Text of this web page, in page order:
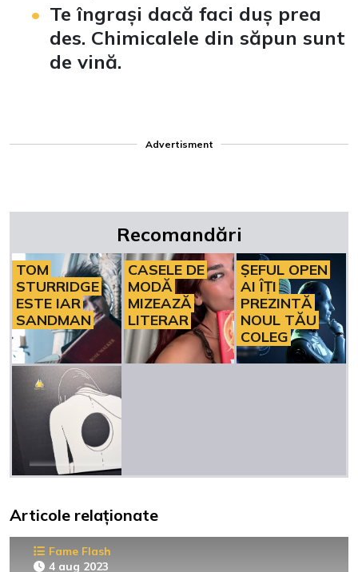
Te îngrași dacă faci duș prea
des. Chimicalele din săpun sunt
de vină.
Advertisment
Recomandări
TOM
STURRIDGE
ESTE IAR
SANDMAN
CASELE DE
MODĂ
MIZEAZĂ
LITERAR
ȘEFUL OPEN
AI ÎȚI
PREZINTĂ
NOUL TĂU
COLEG
Articole relaționate
Fame Flash
4 aug 2023